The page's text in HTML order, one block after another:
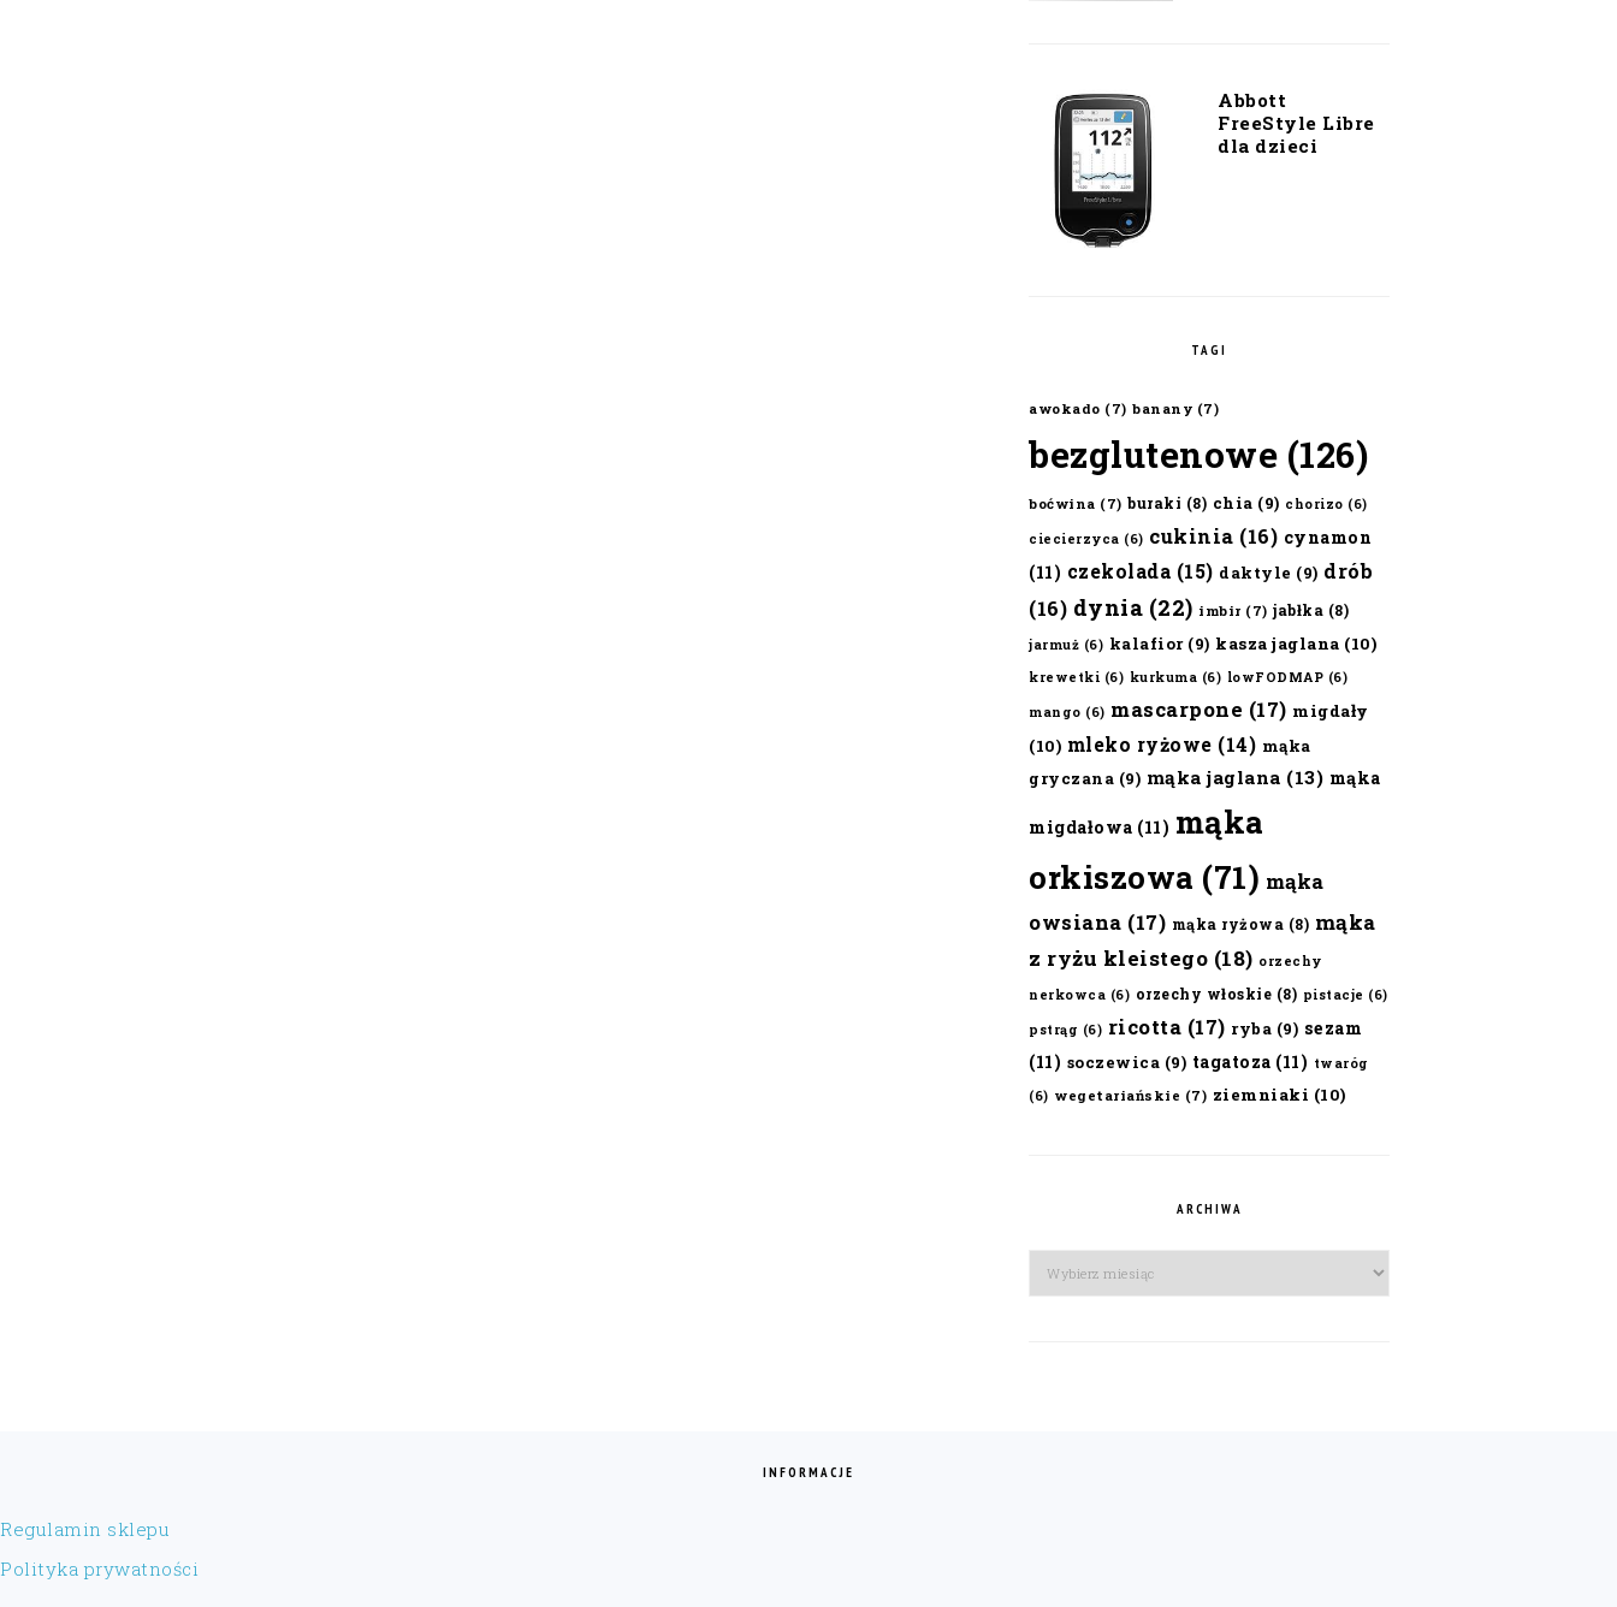
Abbott
FreeStyle Libre
dla dzieci
TAGI
awokado (7) banany (7)
bezglutenowe (126)
boćwina (7) buraki (8) chia (9) chorizo (6)
ciecierzyca (6) cukinia (16) cynamon
(11) czekolada (15) daktyle (9) drób
(16) dynia (22) imbir (7) jabłka (8)
jarmuż (6) kalafior(9) kasza jaglana (10)
krewetki (6) kurkuma (6) lowFODMAP (6)
mango (6) mascarpone (17) migdały
(10) mleko ryżowe (14) mąka
gryczana (9) mąka jaglana (13) mąka
migdałowa (11) mąka
orkiszowa (71) mąka
owsiana (17) mąka ryżowa (8) mąka
z ryżu kleistego (18) orzechy
nerkowca (6) orzechy włoskie (8) pistacje (6)
pstrąg (6) ricotta (17) ryba (9) sezam
(11) soczewica (9) tagatoza (11) twaróg
(6) wegetariańskie (7) ziemniaki (10)
ARCHIWA
Archiwa
INFORMACJE
Regulamin sklepu
Polityka prywatności